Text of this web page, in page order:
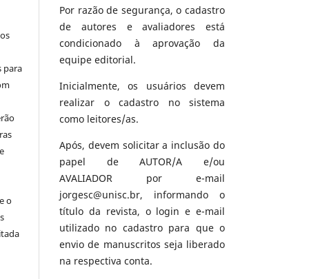
para
o
Por razão de segurança, o cadastro
de autores e avaliadores está
condicionado à aprovação da
equipe editorial.
Inicialmente, os usuários devem
realizar o cadastro no sistema
como leitores/as.
Após, devem solicitar a inclusão do
papel de AUTOR/A e/ou
AVALIADOR por e-mail
jorgesc@unisc.br, informando o
título da revista, o login e e-mail
utilizado no cadastro para que o
envio de manuscritos seja liberado
na respectiva conta.